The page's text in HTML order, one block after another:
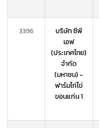
3396
บริษัท ซีพี
เอฟ
(ประเทศไทย)
จำกัด
(มหาชน) -
ฟาร์มไก่ไข่
ขอนแก่น 1